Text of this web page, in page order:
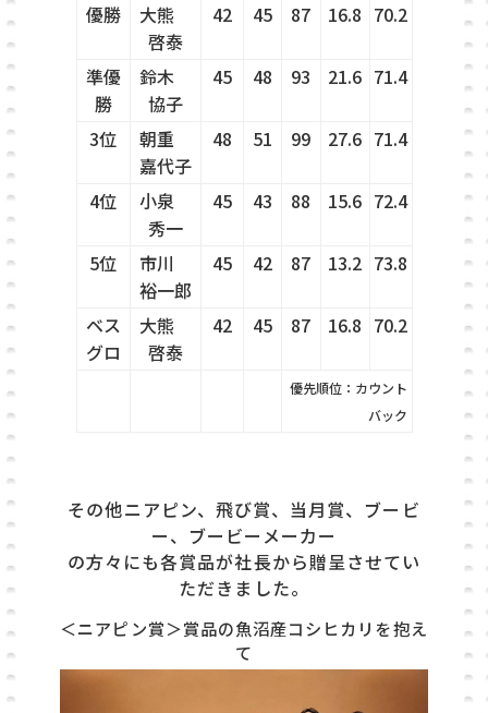
優勝
大熊
啓泰
42 45 87 16.8 70.2
準優
勝
鈴木
協子
45 48 93 21.6 71.4
3位
朝重
嘉代子
48 51 99 27.6 71.4
4位
小泉
秀一
45 43 88 15.6 72.4
5位
市川
裕一郎
45 42 87 13.2 73.8
ベス
グロ
大熊
啓泰
42 45 87 16.8 70.2
優先順位：カウント
バック
その他ニアピン、飛び賞、当月賞、ブービ
ー、ブービーメーカー
の方々にも各賞品が社長から贈呈させてい
ただきました。
＜ニアピン賞＞賞品の魚沼産コシヒカリを抱え
て